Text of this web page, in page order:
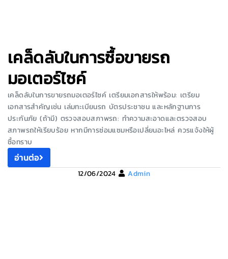
เคล็ดลับในการซื้อขายรถ
มอเตอร์ไซค์
เคล็ดลับในการขายรถมอเตอร์ไซค์ เตรียมเอกสารให้พร้อม: เตรียม
เอกสารสำคัญเช่น เล่มทะเบียนรถ บัตรประชาชน และหลักฐานการ
ประกันภัย (ถ้ามี) ตรวจสอบสภาพรถ: ทำความสะอาดและตรวจสอบ
สภาพรถให้เรียบร้อย หากมีการซ่อมแซมหรือเปลี่ยนอะไหล่ ควรแจ้งให้ผู้
ซื้อทราบ
อ่านต่อ
12/06/2024 Admin